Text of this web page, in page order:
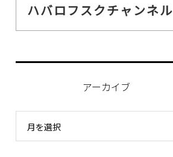
ハバロフスクチャンネル
アーカイブ
月を選択